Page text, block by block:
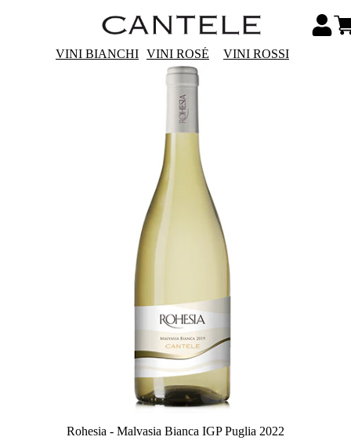
VINI BIANCHI VINI ROSÉ VINI ROSSI
Rohesia - Malvasia Bianca IGP Puglia 2022